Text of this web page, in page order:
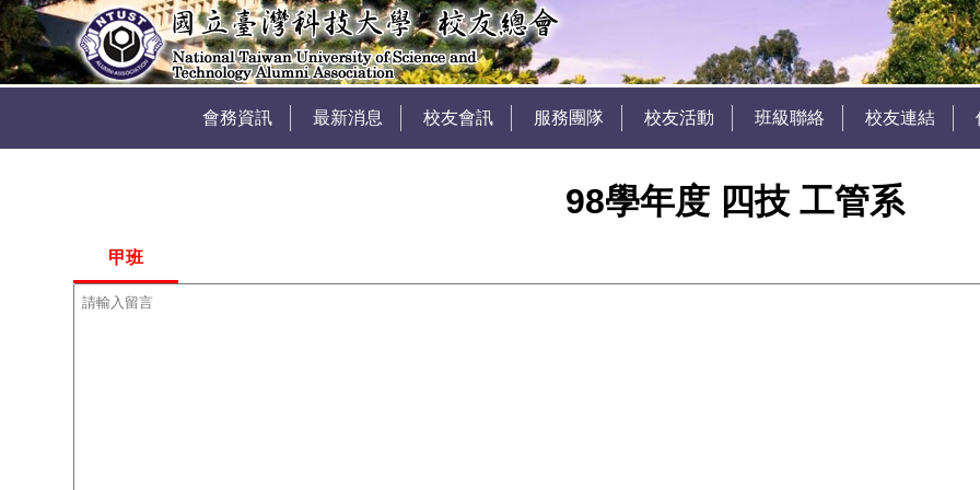
會務資訊 最新消息 校友會訊 服務團隊 校友活動 班級聯絡 校友連結
98學年度 四技 工管系
甲班